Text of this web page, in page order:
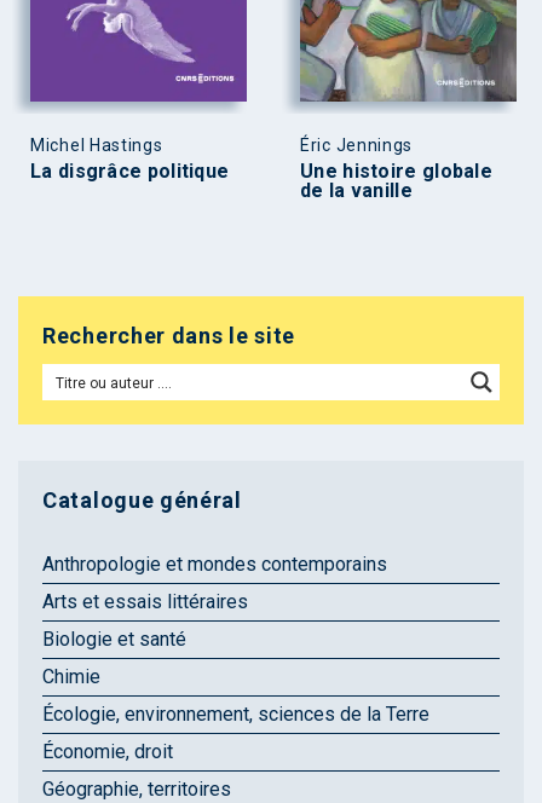
Michel Hastings
La disgrâce politique
Éric Jennings
Une histoire globale
de la vanille
Rechercher dans le site
Catalogue général
Anthropologie et mondes contemporains
Arts et essais littéraires
Biologie et santé
Chimie
Écologie, environnement, sciences de la Terre
Économie, droit
Géographie, territoires